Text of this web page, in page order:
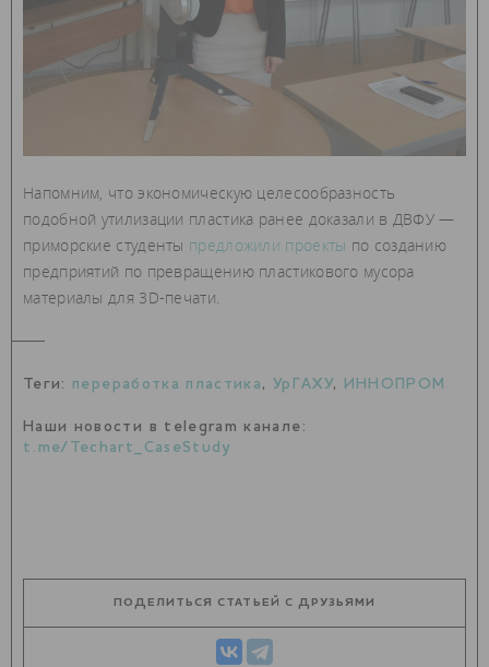
Напомним, что экономическую целесообразность
подобной утилизации пластика ранее доказали в ДВФУ —
приморские студенты предложили проекты по созданию
предприятий по превращению пластикового мусора
материалы для 3D-печати.
Теги: переработка пластика , УрГАХУ, ИННОПРОМ
Наши новости в telegram канале:
t.me/Techart_CaseStudy
ПОДЕЛИТЬСЯ СТАТЬЕЙ С ДРУЗЬЯМИ